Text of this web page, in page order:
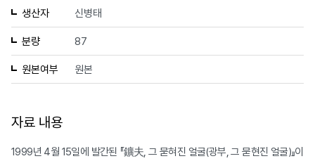
생산자 신병태
분량 87
원본여부 원본
자료 내용
1999년 4월 15일에 발간된 『鑛夫, 그 묻혀진 얼굴(광부, 그 묻현진 얼굴)』이